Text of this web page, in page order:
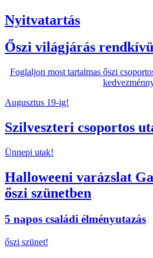
Nyitvatartás
Őszi világjárás
Foglaljon most tartalmas őszi
Augusztus 19-ig!
Szilveszteri csoportos
Ünnepi utak!
Halloweeni varázslat
őszi szünetben
5 napos családi élményutazás
őszi szünet!